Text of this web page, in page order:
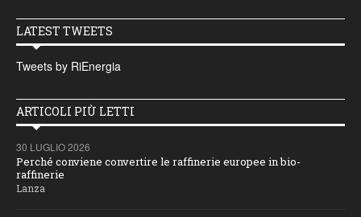
LATEST TWEETS
Tweets by RiEnergia
ARTICOLI PIÙ LETTI
30 LUGLIO 2026
Perché conviene convertire le raffinerie europee in bio-
raffinerie
Lanza